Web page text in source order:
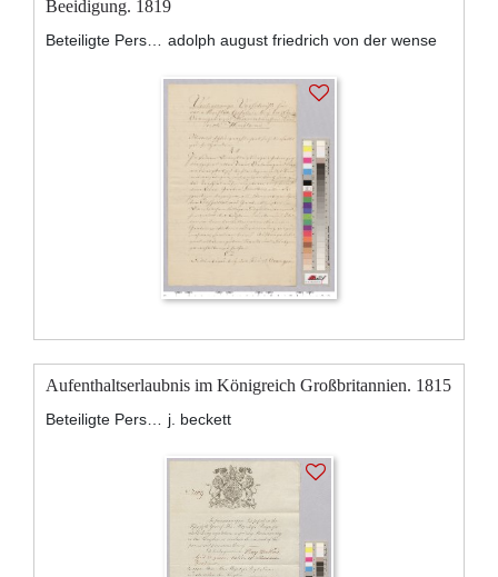
Beeidigung. 1819
adolph august friedrich von der wense
Aufenthaltserlaubnis im Königreich Großbritannien. 1815
j. beckett